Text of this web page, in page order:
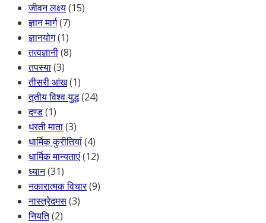
जीवन लक्ष्य(15)
ज्ञान मार्ग(7)
ज्ञानयोग(1)
तत्वज्ञानी(8)
तपस्या(3)
तीसरी आंख(1)
तृतीय विश्व युद्ध(24)
दण्ड(1)
धरती माता(3)
धार्मिक कुरीतियां(4)
धार्मिक मान्यताएं(12)
ध्यान(31)
नकारात्मक विचार(9)
नास्त्रेदमस(3)
नियति(2)